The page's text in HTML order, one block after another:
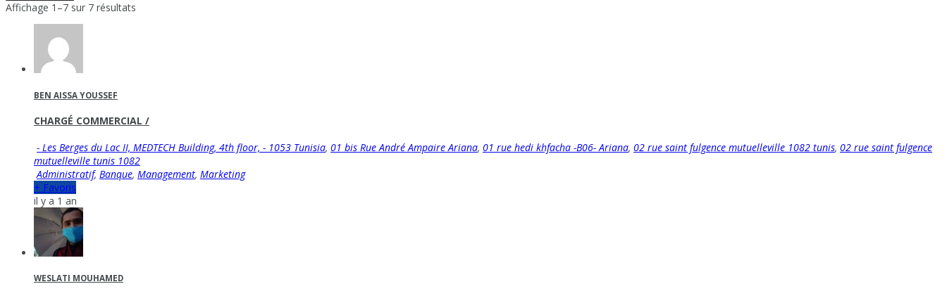
Affichage 1–7 sur 7 résultats
BEN AISSA YOUSSEF
CHARGÉ COMMERCIAL /
- Les Berges du Lac II, MEDTECH Building, 4th floor, - 1053 Tunisia, 01 bis Rue André Ampaire Ariana, 01 rue hedi khfacha -B06- Ariana, 02 rue saint fulgence mutuelleville 1082 tunis, 02 rue saint fulgence
mutuelleville tunis 1082
Administratif, Banque, Management, Marketing
+ Favoris
il y a 1 an
WESLATI MOUHAMED